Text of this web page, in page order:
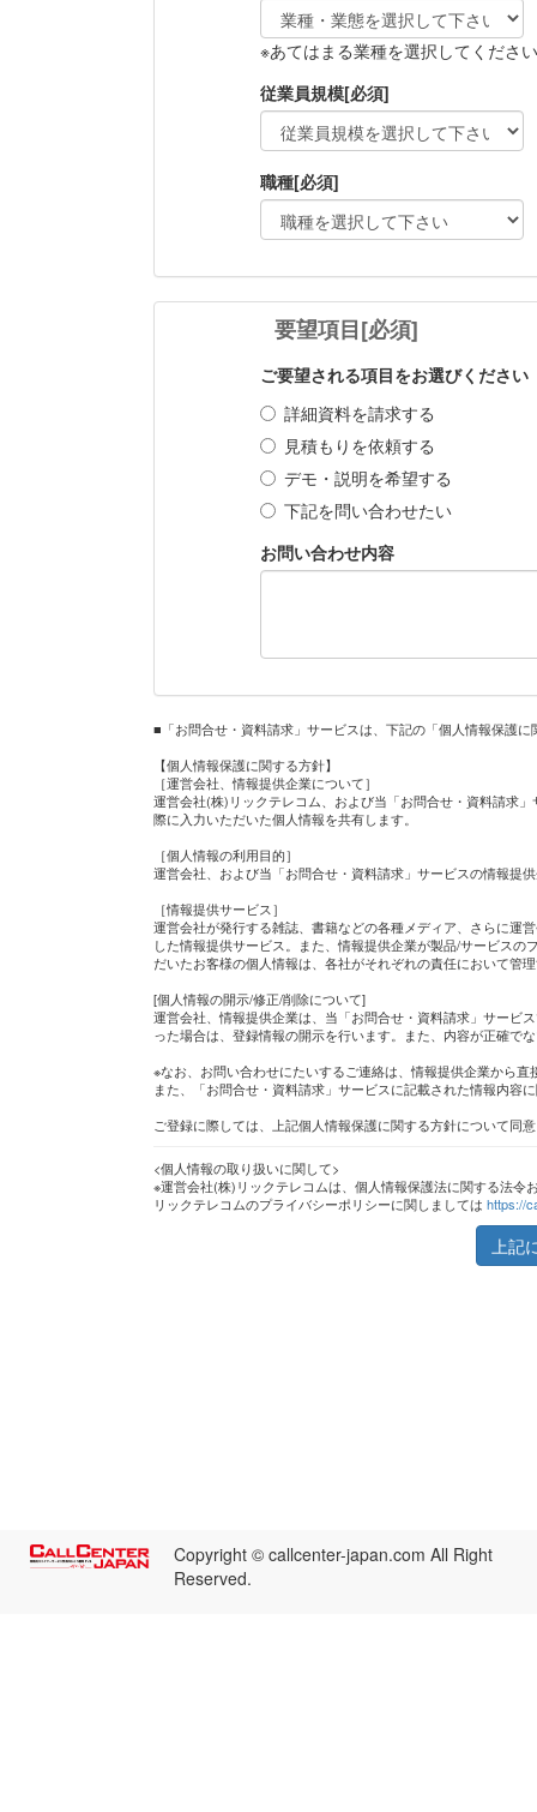
※あてはまる業種を選択してください
従業員規模[必須]
職種[必須]
要望項目[必須]
ご要望される項目をお選びください
詳細資料を請求する
見積もりを依頼する
デモ・説明を希望する
下記を問い合わせたい
お問い合わせ内容
■「お問合せ・資料請求」サービスは、下記の「個人情報保護
【個人情報保護に関する方針】
［運営会社、情報提供企業について］
運営会社(株)リックテレコム、および当「お問合せ・資料請求
際に入力いただいた個人情報を共有します。
［個人情報の利用目的］
運営会社、および当「お問合せ・資料請求」サービスの情報提
［情報提供サービス］
運営会社が発行する雑誌、書籍などの各種メディア、さらに運
した情報提供サービス。また、情報提供企業が製品/サービス
だいたお客様の個人情報は、各社がそれぞれの責任において管
[個人情報の開示/修正/削除について]
運営会社、情報提供企業は、当「お問合せ・資料請求」サービ
った場合は、登録情報の開示を行います。また、内容が正確で
※なお、お問い合わせにたいするご連絡は、情報提供企業から
また、「お問合せ・資料請求」サービスに記載された情報内容
ご登録に際しては、上記個人情報保護に関する方針について同
<個人情報の取り扱いに関して>
※運営会社(株)リックテレコムは、個人情報保護法に関する法令
リックテレコムのプライバシーポリシーに関しましては https://
上記
Copyright © callcenter-japan.com All Right
Reserved.